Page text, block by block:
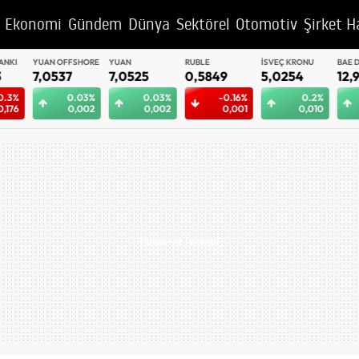
Ekonomi Gündem Dünya Sektörel Otomotiv Şirket
YUAN OFFSHORE
7,0537
0.03%
0,002
YUAN
7,0525
0.03%
0,002
0,5849
-0.16%
0,001
İSVEÇ KRONU
5,0254
0,010
BAE DIRHEMI
12,9647